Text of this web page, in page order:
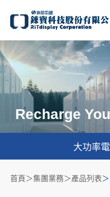
Recharge
大功率
首頁 集團業務＞產品列表